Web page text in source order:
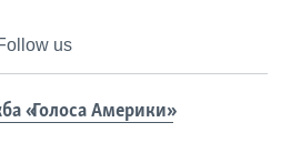
us
«Голоса Америки»